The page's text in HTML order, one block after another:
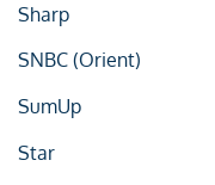
Sharp
SNBC (Orient)
SumUp
Star